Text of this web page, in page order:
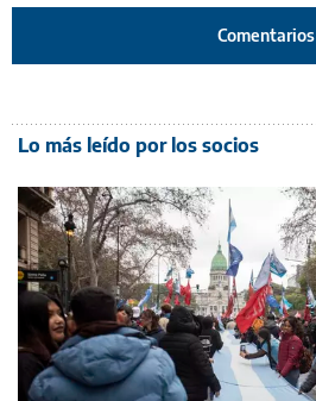
Comentarios
Lo más leído por los socios